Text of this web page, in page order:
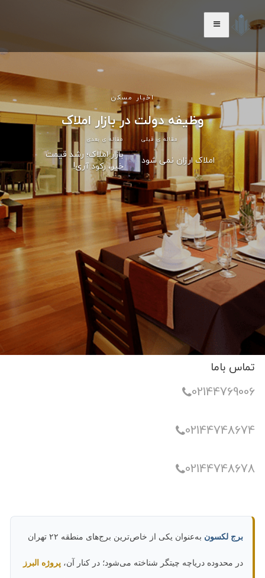
اخبار مسکن
وظیفه دولت در بازار املاک
مقاله ی قبلی
املاک ارزان نمی شود
مقاله ی بعدی
بازار املاک؛ رشد قیمت
خیر، رکود آری!
تماس باما
02144769006
02144748674
02144748678
برج لکسون به‌عنوان یکی از خاص‌ترین برج‌های منطقه ۲۲ تهران
در محدوده دریاچه چیتگر شناخته می‌شود؛ در کنار آن،پروژه البرز